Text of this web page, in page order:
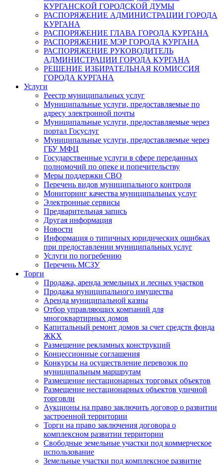
КУРГАНСКОЙ ГОРОДСКОЙ ДУМЫ
РАСПОРЯЖЕНИЕ АДМИНИСТРАЦИИ ГОРОДА
КУРГАНА
РАСПОРЯЖЕНИЕ ГЛАВА ГОРОДА КУРГАНА
РАСПОРЯЖЕНИЕ МЭР ГОРОДА КУРГАНА
РАСПОРЯЖЕНИЕ РУКОВОДИТЕЛЬ
АДМИНИСТРАЦИИ ГОРОДА КУРГАНА
РЕШЕНИЕ ИЗБИРАТЕЛЬНАЯ КОМИССИЯ
ГОРОДА КУРГАНА
Услуги
Реестр муниципальных услуг
Муниципальные услуги, предоставляемые по
адресу электронной почты
Муниципальные услуги, предоставляемые через
портал Госуслуг
Муниципальные услуги, предоставляемые через
ГБУ МФЦ
Государственные услуги в сфере переданных
полномочий по опеке и попечительству
Меры поддержки СВО
Перечень видов муниципального контроля
Мониторинг качества муниципальных услуг
Электронные сервисы
Предварительная запись
Другая информация
Новости
Информация о типичных юридических ошибках
при предоставлении муниципальных услуг
Услуги по погребению
Перечень МСЗУ
Торги
Продажа, аренда земельных и лесных участков
Продажа муниципального имущества
Аренда муниципальной казны
Отбор управляющих компаний для
многоквартирных домов
Капитальный ремонт домов за счет средств фонда
ЖКХ
Размещение рекламных конструкций
Концессионные соглашения
Конкурсы на осуществление перевозок по
муниципальным маршрутам
Размещение нестационарных торговых объектов
Размещение нестационарных объектов уличной
торговли
Аукционы на право заключить договор о развитии
застроенной территории
Торги на право заключения договора о
комплексном развитии территории
Свободные земельные участки под коммерческое
использование
Земельные участки под комплексное развитие